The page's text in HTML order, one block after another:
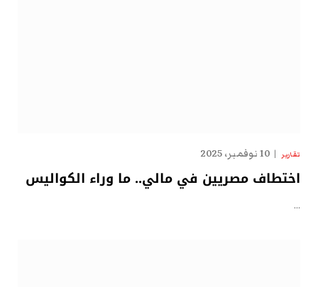
تقارير 10 نوفمبر، 2025
اختطاف مصريين في مالي.. ما وراء الكواليس
…